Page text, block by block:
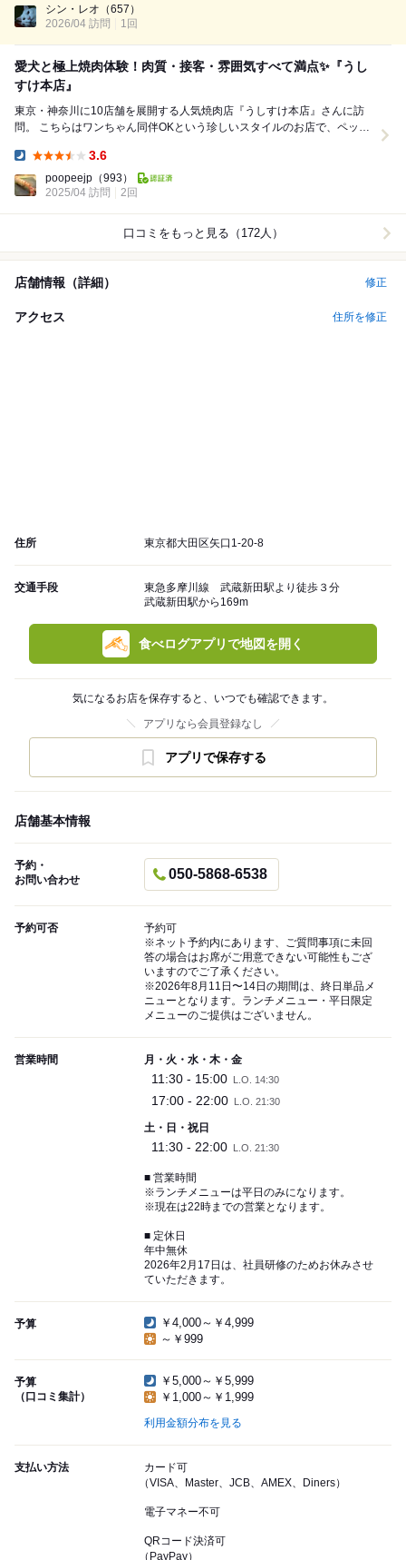
になります。「胡瓜とトマトの...
シン・レオ （657）
2026/04 訪問
1回
愛犬と極上焼肉体験！肉質・接客・雰囲気すべて満点✨『うし
すけ本店』
東京・神奈川に10店舗を展開する人気焼肉店『うしすけ本店』さんに訪
問。 こちらはワンちゃん同伴OKという珍しいスタイルのお店で、ペット
3.6
poopeejp （993）
2025/04 訪問
2回
口コミをもっと見る（172人）
店舗情報（詳細） 修正
アクセス 住所を修正
住所 東京都大田区矢口1-20-8
交通手段
東急多摩川線 武蔵新田駅より徒歩３分
武蔵新田駅から169m
食べログアプリで地図を開く
気になるお店を保存すると、いつでも確認できます。
アプリなら会員登録なし
アプリで保存する
店舗基本情報
予約・
お問い合わせ
050-5868-6538
予約可否
予約可
※ネット予約内にあります、ご質問事項に未回
答の場合はお席がご用意できない可能性もござ
いますのでご了承ください。
※2026年8月11日〜14日の期間は、終日単品メ
ニューとなります。ランチメニュー・平日限定
メニューのご提供はございません。
営業時間 月・火・水・木・金
11:30 - 15:00 L.O. 14:30
17:00 - 22:00 L.O. 21:30
土・日・祝日
11:30 - 22:00 L.O. 21:30
■ 営業時間
※ランチメニューは平日のみになります。
※現在は22時までの営業となります。
■ 定休日
年中無休
2026年2月17日は、社員研修のためお休みさせ
ていただきます。
予算
￥4,000～￥4,999
～￥999
予算
（口コミ集計）
￥5,000～￥5,999
￥1,000～￥1,999
利用金額分布を見る
支払い方法
カード可
（VISA、Master、JCB、AMEX、Diners）
電子マネー不可
QRコード決済可
（PayPay）